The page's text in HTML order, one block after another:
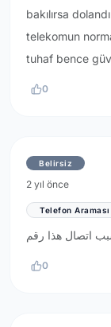
bakılırsa
telekomun
tuhaf bence
0
Belirsiz
2 yıl önce
Telefon Araması
اتصال هذا رقم
0